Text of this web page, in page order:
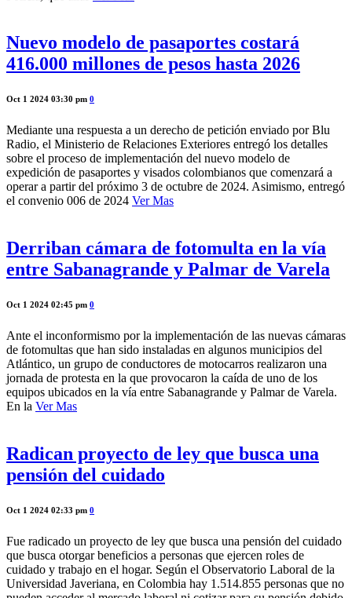
Nuevo modelo de pasaportes costará
416.000 millones de pesos hasta 2026
Oct 1 2024 03:30 pm 0
Mediante una respuesta a un derecho de petición enviado por Blu
Radio, el Ministerio de Relaciones Exteriores entregó los detalles
sobre el proceso de implementación del nuevo modelo de
expedición de pasaportes y visados colombianos que comenzará a
operar a partir del próximo 3 de octubre de 2024. Asimismo, entregó
el convenio 006 de 2024 Ver Mas
Derriban cámara de fotomulta en la vía
entre Sabanagrande y Palmar de Varela
Oct 1 2024 02:45 pm 0
Ante el inconformismo por la implementación de las nuevas cámaras
de fotomultas que han sido instaladas en algunos municipios del
Atlántico, un grupo de conductores de motocarros realizaron una
jornada de protesta en la que provocaron la caída de uno de los
equipos ubicados en la vía entre Sabanagrande y Palmar de Varela.
En la Ver Mas
Radican proyecto de ley que busca una
pensión del cuidado
Oct 1 2024 02:33 pm 0
Fue radicado un proyecto de ley que busca una pensión del cuidado
que busca otorgar beneficios a personas que ejercen roles de
cuidado y trabajo en el hogar. Según el Observatorio Laboral de la
Universidad Javeriana, en Colombia hay 1.514.855 personas que no